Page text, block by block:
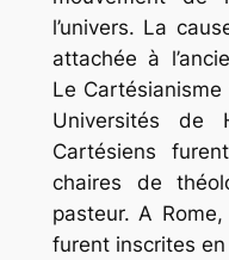
l’univers. La
attachée à
Le
Universités de
Cartésiens
chaires de
pasteur. A
furent inscrites